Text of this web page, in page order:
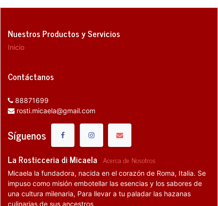
Nuestros Productos y Servicios
Inicio
Contáctanos
88871699
rosti.micaela@gmail.com
Síguenos
La Rosticceria di Micaela -Acerca de Nosotros
Micaela la fundadora, nacida en el corazón de Roma, Italia. Se
impuso como misión embotellar las esencias y los sabores de
una cultura milenaria, Para llevar a tu paladar las hazanas
culinarias de sus ancestros